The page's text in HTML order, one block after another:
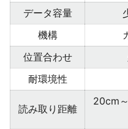
データ容量
機構
位置合わせ
耐環境性
読み取り距離
20cm